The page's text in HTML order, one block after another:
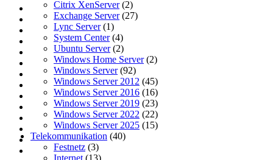
Citrix XenServer(2)
Exchange Server(27)
Lync Server(1)
System Center(4)
Ubuntu Server(2)
Windows Home Server(2)
Windows Server(92)
Windows Server 2012 (45)
Windows Server 2016 (16)
Windows Server 2019 (23)
Windows Server 2022 (22)
Windows Server 2025 (15)
Telekommunikation (40)
Festnetz (3)
Internet (13)